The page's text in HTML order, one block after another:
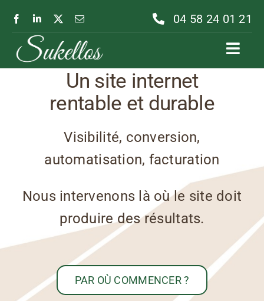
contenu
04 58 24 01 21
Un site internet
rentable et durable
Visibilité, conversion,
automatisation, facturation
Nous intervenons là où le site doit
produire des résultats.
PAR OÙ COMMENCER ?